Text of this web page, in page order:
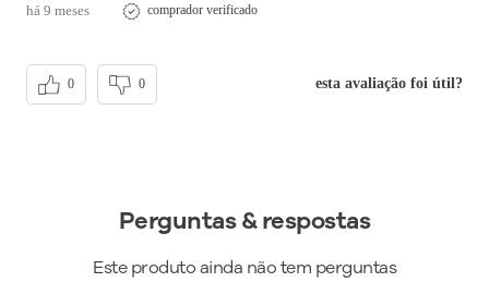
há 9 meses comprador verificado
esta avaliação foi útil?
0 0
Perguntas & respostas
Este produto ainda não tem perguntas